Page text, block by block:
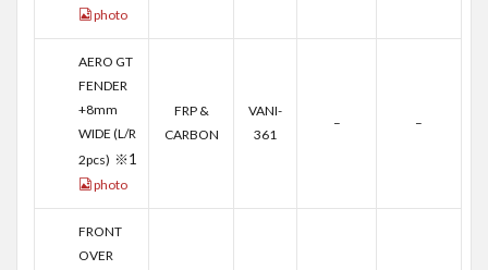
photo
AERO GT
FENDER
+8mm
WIDE (L/R
2pcs) ※1
photo
FRP &
CARBON
VANI-
361
– –
FRONT
OVER